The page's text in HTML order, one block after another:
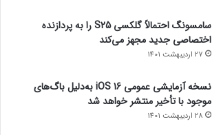
سامسونگ احتمالاً گلکسی S25 را به پردازنده
اختصاصی جدید مجهز می‌کند
27 اردیبهشت 1401
نسخه آزمایشی عمومی iOS 16 به‌دلیل باگ‌های
موجود با تأخیر منتشر خواهد شد
28 اردیبهشت 1401